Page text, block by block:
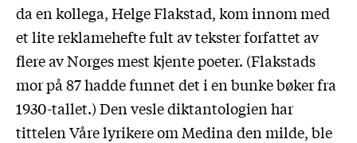
da en kollega, Helge Flakstad, kom innom med
et lite reklamehefte fult av tekster forfattet av
flere av Norges mest kjente poeter. (Flakstads
mor på 87 hadde funnet det i en bunke bøker fra
1930-tallet.) Den vesle diktantologien har
tittelen Våre lyrikere om Medina den milde, ble